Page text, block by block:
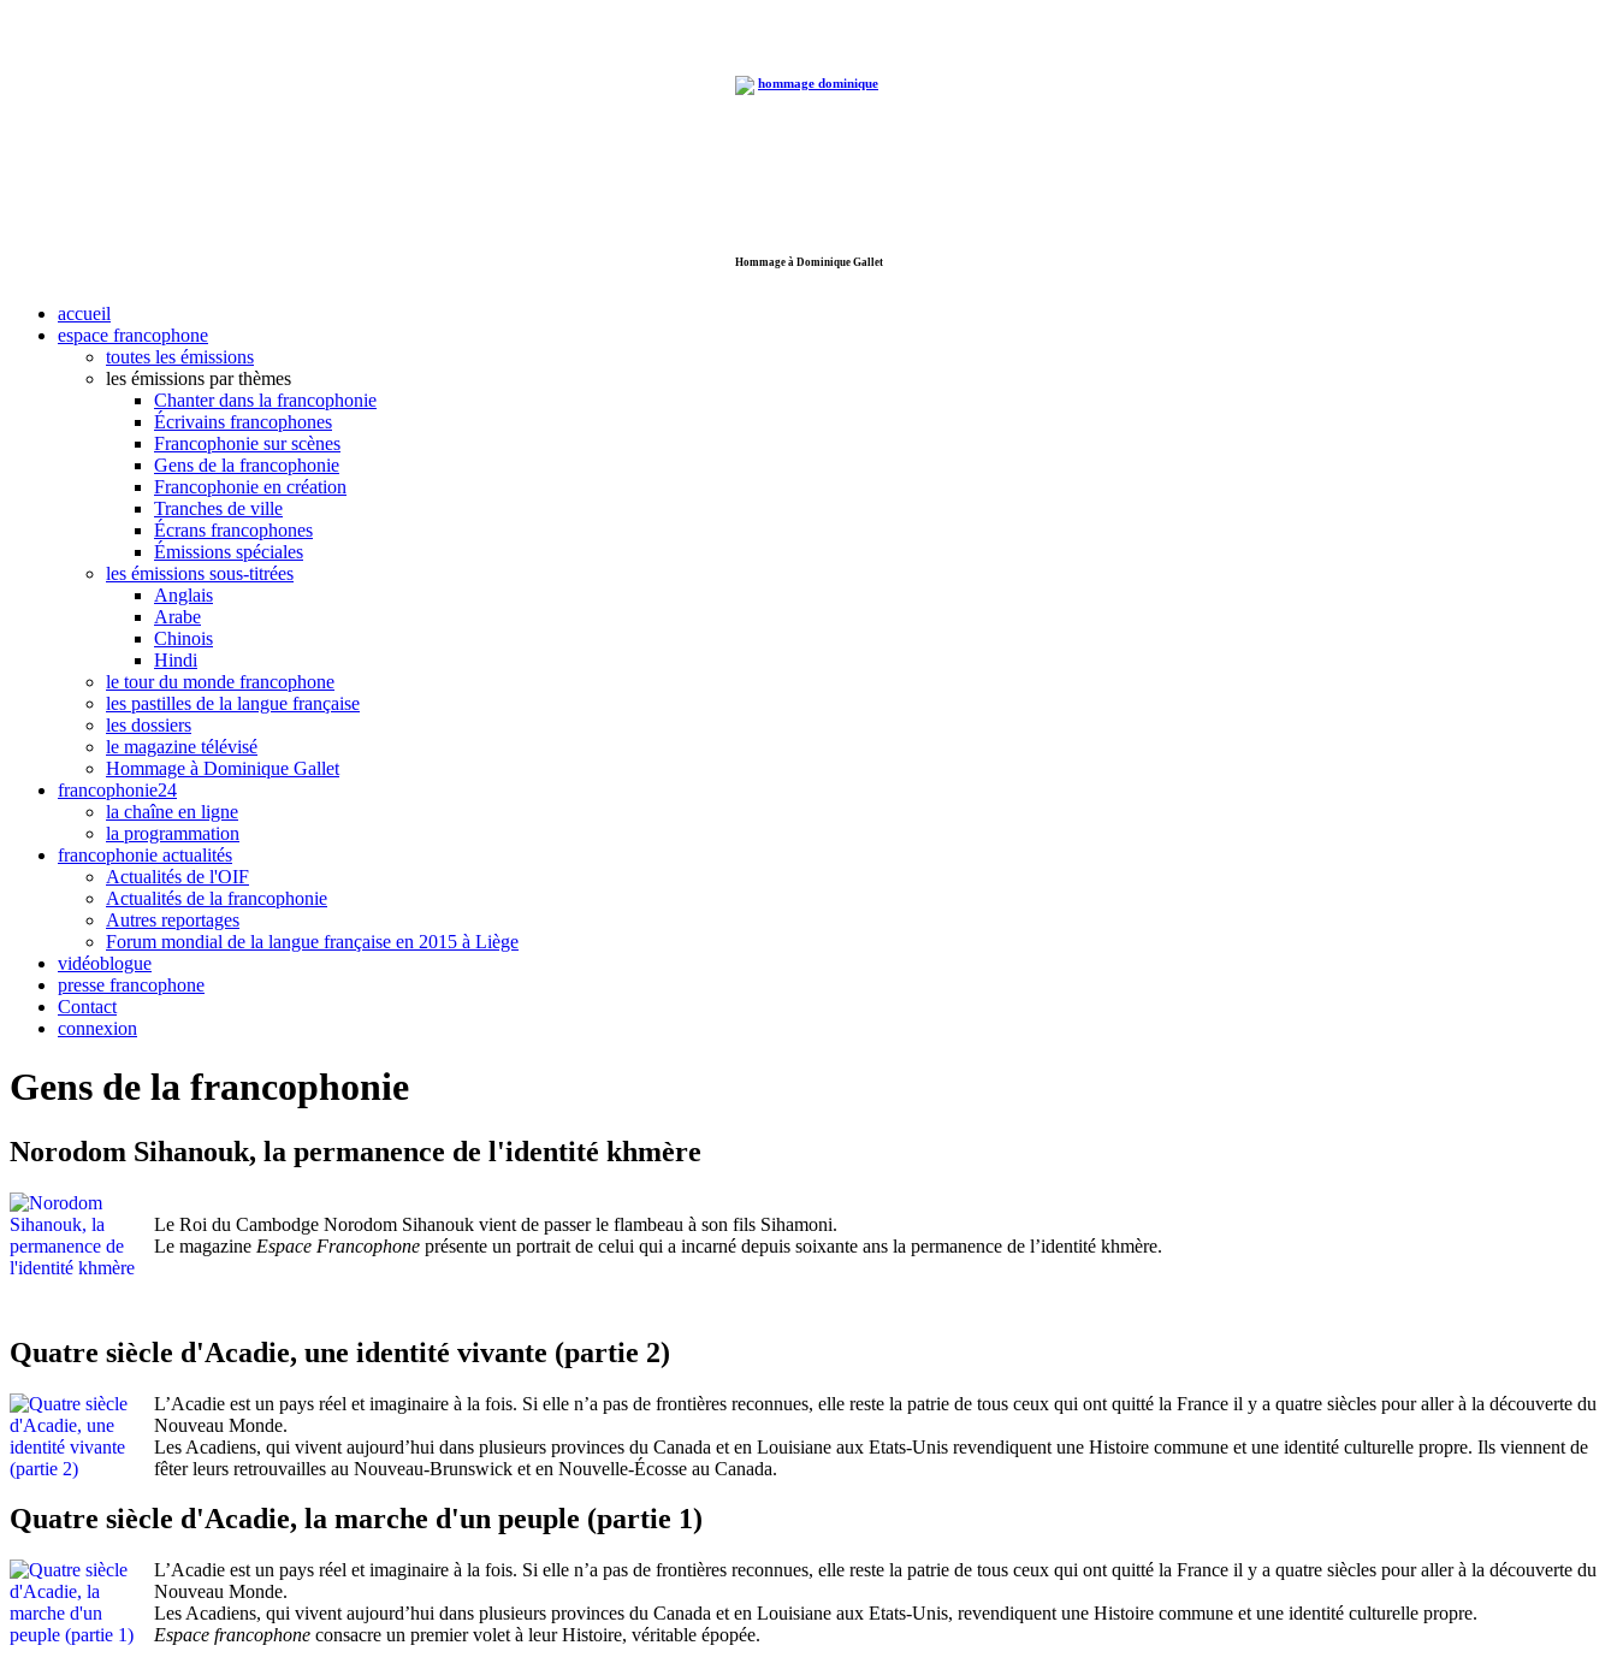
Hommage à Dominique Gallet
accueil
espace francophone
toutes les émissions
les émissions par thèmes
Chanter dans la francophonie
Écrivains francophones
Francophonie sur scènes
Gens de la francophonie
Francophonie en création
Tranches de ville
Écrans francophones
Émissions spéciales
les émissions sous-titrées
Anglais
Arabe
Chinois
Hindi
le tour du monde francophone
les pastilles de la langue française
les dossiers
le magazine télévisé
Hommage à Dominique Gallet
francophonie24
la chaîne en ligne
la programmation
francophonie actualités
Actualités de l'OIF
Actualités de la francophonie
Autres reportages
Forum mondial de la langue française en 2015 à Liège
vidéoblogue
presse francophone
Contact
connexion
Gens de la francophonie
Norodom Sihanouk, la permanence de l'identité khmère
Le Roi du Cambodge Norodom Sihanouk vient de passer le flambeau à son fils Sihamoni.
Le magazine Espace Francophone présente un portrait de celui qui a incarné depuis soixante ans la permanence de l’identité khmère.
Quatre siècle d'Acadie, une identité vivante (partie 2)
L’Acadie est un pays réel et imaginaire à la fois. Si elle n’a pas de frontières reconnues, elle reste la patrie de tous ceux qui ont quitté la France il y a quatre siècles pour aller à la découverte du
Nouveau Monde.
Les Acadiens, qui vivent aujourd’hui dans plusieurs provinces du Canada et en Louisiane aux Etats-Unis revendiquent une Histoire commune et une identité culturelle propre. Ils viennent de
fêter leurs retrouvailles au Nouveau-Brunswick et en Nouvelle-Écosse au Canada.
Quatre siècle d'Acadie, la marche d'un peuple (partie 1)
L’Acadie est un pays réel et imaginaire à la fois. Si elle n’a pas de frontières reconnues, elle reste la patrie de tous ceux qui ont quitté la France il y a quatre siècles pour aller à la découverte du
Nouveau Monde.
Les Acadiens, qui vivent aujourd’hui dans plusieurs provinces du Canada et en Louisiane aux Etats-Unis, revendiquent une Histoire commune et une identité culturelle propre.
Espace francophone consacre un premier volet à leur Histoire, véritable épopée.